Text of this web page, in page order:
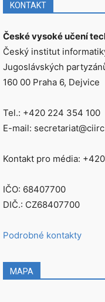
KONTAKT
České vysoké učení
Český institut
Jugoslávských
160 00 Praha 6, Dejvice
Tel.: +420 224 354 100
E-mail:
Kontakt pro média:
IČO: 68407700
DIČ.: CZ68407700
Podrobné kontakty
MAPA